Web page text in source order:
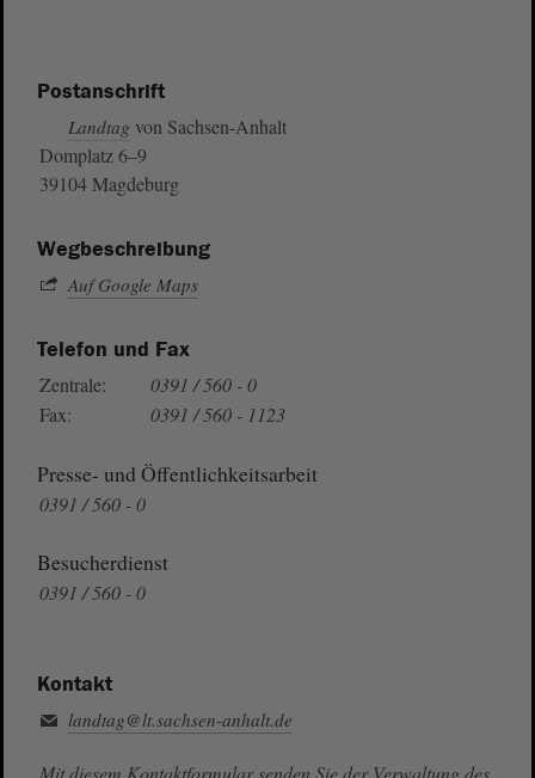
Postanschrift
Landtag von Sachsen-Anhalt
Domplatz 6–9
39104 Magdeburg
Wegbeschreibung
Auf Google Maps
Telefon und Fax
Zentrale:
0391 / 560 - 0
Fax:
0391 / 560 - 1123
Presse- und Öffentlichkeitsarbeit
0391 / 560 - 0
Besucherdienst
0391 / 560 - 0
Kontakt
landtag@lt.sachsen-anhalt.de
Mit diesem Kontaktformular senden Sie der Verwaltung des